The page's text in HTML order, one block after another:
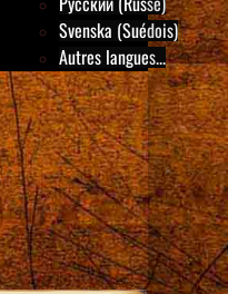
Svenska (Suédois)
Autres langues...